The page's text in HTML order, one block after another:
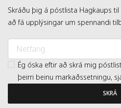
Skráðu þig á póstlista Hagkaups
að fá upplýsingar um spennandi
Ég óska eftir að skrá mig
þeirri beinu markaðssetningu,
SKRÁ